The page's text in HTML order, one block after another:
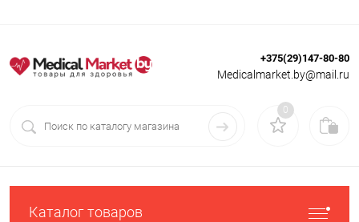
Вход Регистрация
+375(29)147-80-80
Medicalmarket.by@mail.ru
0
Каталог товаров